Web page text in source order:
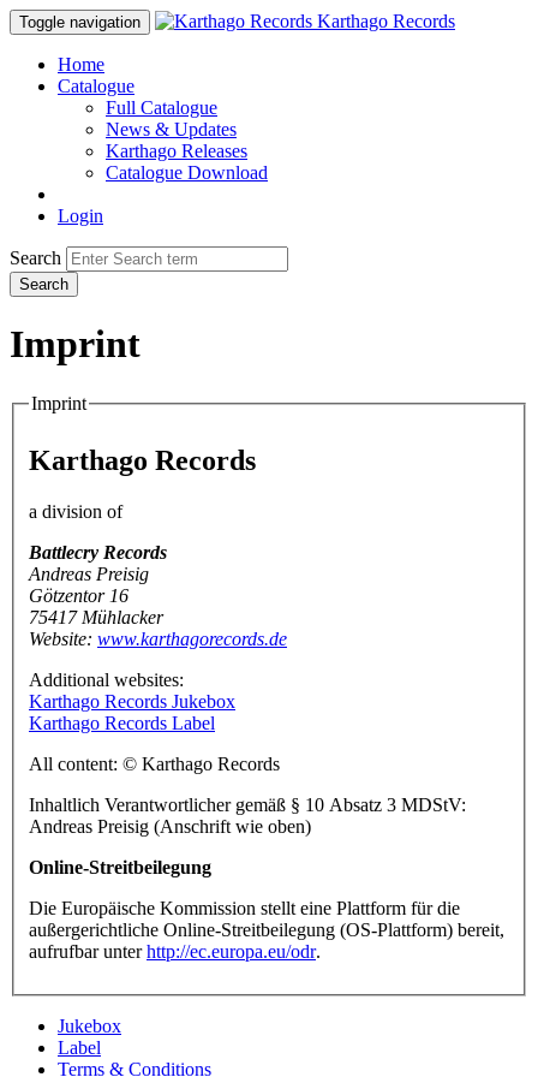
Toggle navigation Karthago Records
Home
Catalogue
Full Catalogue
News & Updates
Karthago Releases
Catalogue Download
Login
Search
Search
Imprint
Imprint
Karthago Records
a division of
Battlecry Records
Andreas Preisig
Götzentor 16
75417 Mühlacker
Website: www.karthagorecords.de
Additional websites:
Karthago Records Jukebox
Karthago Records Label
All content: © Karthago Records
Inhaltlich Verantwortlicher gemäß § 10 Absatz 3 MDStV:
Andreas Preisig (Anschrift wie oben)
Online-Streitbeilegung
Die Europäische Kommission stellt eine Plattform für die
außergerichtliche Online-Streitbeilegung (OS-Plattform) bereit,
aufrufbar unterhttp://ec.europa.eu/odr.
Jukebox
Label
Terms & Conditions